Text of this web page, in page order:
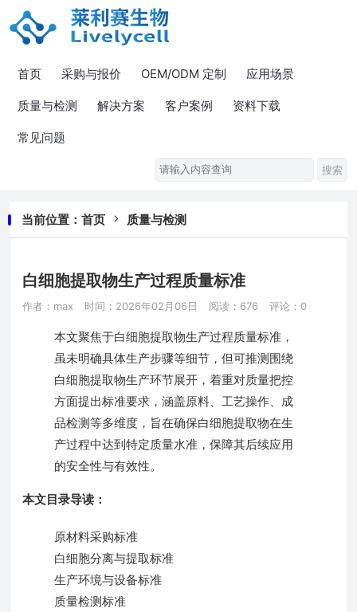
首页 采购与报价 OEM/ODM 定制 应用场景
质量与检测 解决方案 客户案例 资料下载
常见问题
当前位置： 首页 质量与检测
白细胞提取物生产过程质量标准
作者：max 时间：2026年02月06日 阅读：676 评论：0
本文聚焦于白细胞提取物生产过程质量标准，
虽未明确具体生产步骤等细节，但可推测围绕
白细胞提取物生产环节展开，着重对质量把控
方面提出标准要求，涵盖原料、工艺操作、成
品检测等多维度，旨在确保白细胞提取物在生
产过程中达到特定质量水准，保障其后续应用
的安全性与有效性。
本文目录导读：
原材料采购标准
白细胞分离与提取标准
生产环境与设备标准
质量检测标准